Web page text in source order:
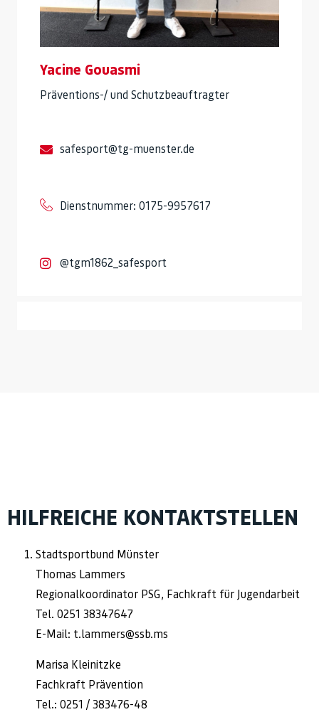
Yacine Gouasmi
Präventions-/ und Schutzbeauftragter
safesport@tg-muenster.de
Dienstnummer: 0175-9957617
@tgm1862_safesport
HILFREICHE KONTAKTSTELLEN
Stadtsportbund Münster
Thomas Lammers
Regionalkoordinator PSG, Fachkraft für Jugendarbeit
Tel. 0251 38347647
E-Mail: t.lammers@ssb.ms
Marisa Kleinitzke
Fachkraft Prävention
Tel.: 0251 / 383476-48